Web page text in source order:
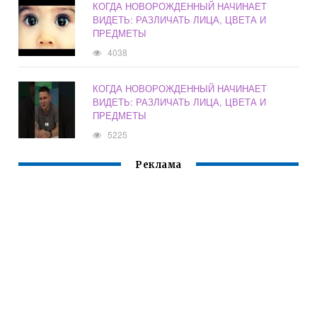
КОГДА НОВОРОЖДЕННЫЙ НАЧИНАЕТ
ВИДЕТЬ: РАЗЛИЧАТЬ ЛИЦА, ЦВЕТА И
ПРЕДМЕТЫ
4038
КОГДА НОВОРОЖДЕННЫЙ НАЧИНАЕТ
ВИДЕТЬ: РАЗЛИЧАТЬ ЛИЦА, ЦВЕТА И
ПРЕДМЕТЫ
5225
Реклама